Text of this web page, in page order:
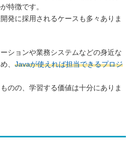
特徴です。
発に採用されるケースも多々ありま
ションや業務システムなどの身近な
、 Javaが使えれば担当できるプロジ
のの、学習する価値は十分にありま